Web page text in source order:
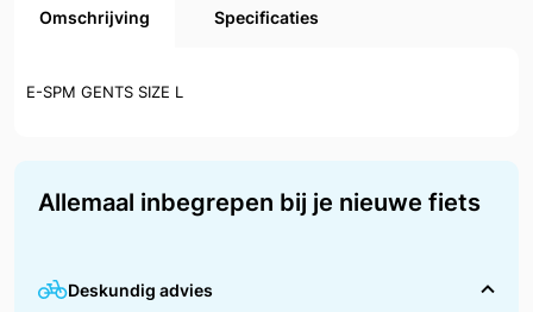
Omschrijving Specificaties
E-SPM GENTS SIZE L
Allemaal inbegrepen bij je nieuwe fiets
Deskundig advies